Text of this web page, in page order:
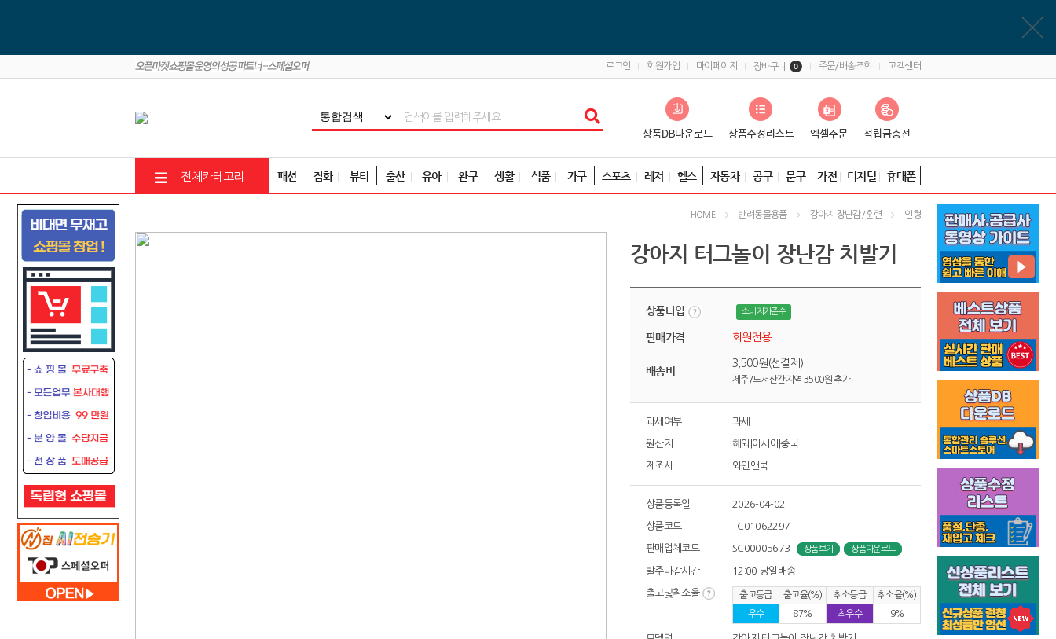
로그인 회원가입 마이페이지 장바구니 0 주문/배송조회 고객센터
전체카테고리 패션 잡화 뷰티 출산 유아 완구 생활 식품 가구 스포츠 레저 헬스 자동차 공구 문구 가전 디지털 휴대폰
HOME 반려동물용품 강아지 장난감/훈련 인형
강아지 터그놀이 장난감 치발기
상품타입 소비자가준수
판매가격 회원전용
배송비
3,500원(선결제)
제주/도서산간지역 3500원 추가
과세여부 과세
원산지 해외|아시아|중국
제조사 와인앤쿡
상품등록일 2026-04-02
상품코드 TC01062297
판매업체코드 SC00005673 상품보기 상품다운로드
발주마감시간 12:00 당일배송
출고및취소율 출고등급 출고율(%) 취소등급
취소율(%)
우수
87% 최우수 9%